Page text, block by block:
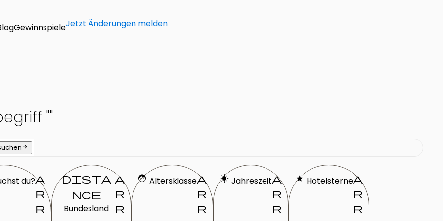
GewinnspieleJetzt Änderungen melden
""
arrow_forward
du?a
r
r
dista
nce
Bundesland
a
r
r
face Altersklassea
r
r
sunny Jahreszeita
r
r
star Hotelsternea
r
r